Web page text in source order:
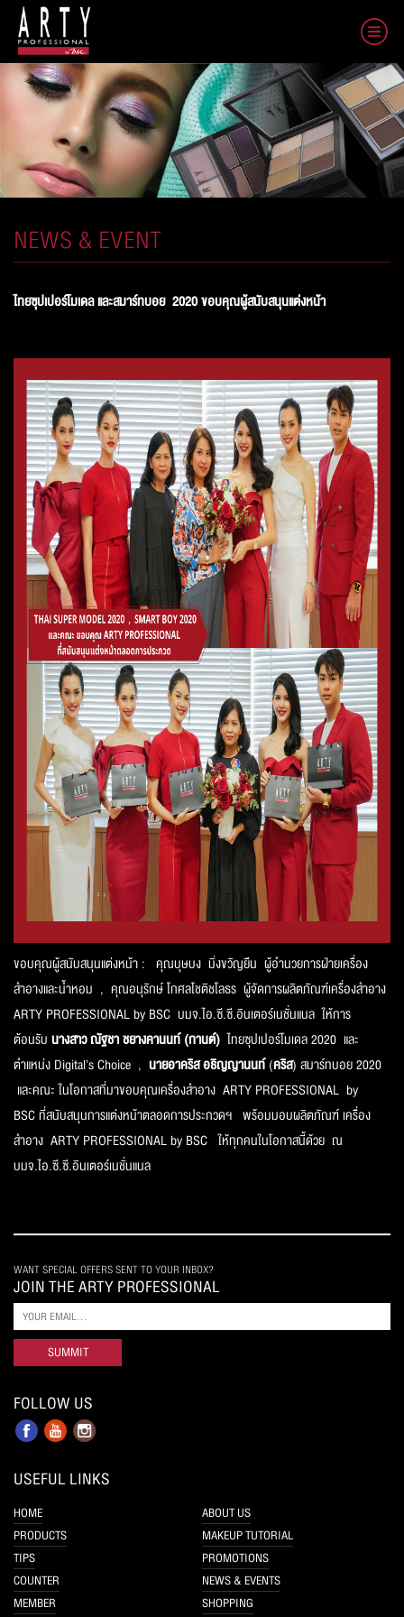
NEWS & EVENT
ไทยซุปเปอร์โมเดล และสมาร์ทบอย 2020 ขอบคุณผู้สนับสนุนแต่งหน้า
ขอบคุณผู้สนับสนุนแต่งหน้า : คุณบุษบง มิ่งขวัญยืน ผู้อำนวยการฝ่ายเครื่อง
สำอางและน้ำหอม , คุณอนุรักษ์ โกศลโชติชโลธร ผู้จัดการผลิตภัณฑ์เครื่องสำอาง
ARTY PROFESSIONAL by BSC บมจ.ไอ.ซี.ซี.อินเตอร์เนชั่นแนล ให้การ
ต้อนรับ นางสาวณัฐชา ชยางคานนท์(กานต์) ไทยซุปเปอร์โมเดล 2020 และ
ตำแหน่ง Digital’s Choice , นายอาคริส อธิญญานนท์(คริส) สมาร์ทบอย 2020
และคณะ ในโอกาสที่มาขอบคุณเครื่องสำอาง ARTY PROFESSIONAL by
BSC ที่สนับสนุนการแต่งหน้าตลอดการประกวดฯ พร้อมมอบผลิตภัณฑ์ เครื่อง
สำอาง ARTY PROFESSIONAL by BSC ให้ทุกคนในโอกาสนี้ด้วย ณ
บมจ.ไอ.ซี.ซี.อินเตอร์เนชั่นแนล
WANT SPECIAL OFFERS SENT TO YOUR INBOX?
JOIN THE ARTY PROFESSIONAL
SUMMIT
FOLLOW US
USEFUL LINKS
HOME
ABOUT US
PRODUCTS
MAKEUP TUTORIAL
TIPS
PROMOTIONS
COUNTER
NEWS & EVENTS
MEMBER
SHOPPING